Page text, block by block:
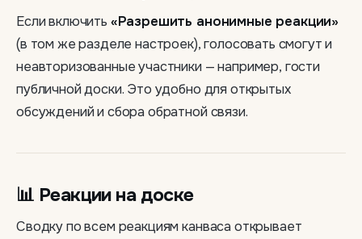
Если включить «Разрешить анонимные реакции»
(в том же разделе настроек), голосовать смогут и
неавторизованные участники — например, гости
публичной доски. Это удобно для открытых
обсуждений и сбора обратной связи.
📊 Реакции на доске
Сводку по всем реакциям канваса открывает